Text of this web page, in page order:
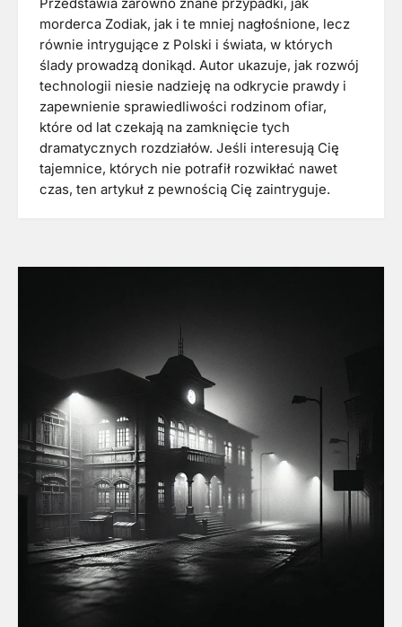
morderca Zodiak, jak i te mniej nagłośnione, lecz
równie intrygujące z Polski i świata, w których
ślady prowadzą donikąd. Autor ukazuje, jak rozwój
technologii niesie nadzieję na odkrycie prawdy i
zapewnienie sprawiedliwości rodzinom ofiar,
które od lat czekają na zamknięcie tych
dramatycznych rozdziałów. Jeśli interesują Cię
tajemnice, których nie potrafił rozwikłać nawet
czas, ten artykuł z pewnością Cię zaintryguje.